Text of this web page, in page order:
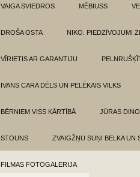
VAIGA SVIEDROS MĒBIUSS
DROŠA OSTA NIKO. PIEDZĪVOJUMI
VĪRIETIS AR GARANTIJU
IVANS CARA DĒLS UN PELĒKAIS VILKS
BĒRNIEM VISS KĀRTĪBĀ JŪRAS
STOUNS ZVAIGŽŅU SUŅI BELKA UN
FILMAS FOTOGALERIJA